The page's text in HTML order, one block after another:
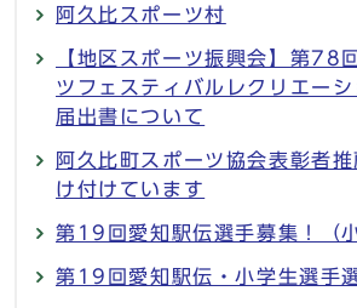
阿久比スポーツ村
【地区スポーツ振興会】第78
ツフェスティバルレクリエー
届出書について
阿久比町スポーツ協会表彰者
け付けています
第19回愛知駅伝選手募集！（
第19回愛知駅伝・小学生選手